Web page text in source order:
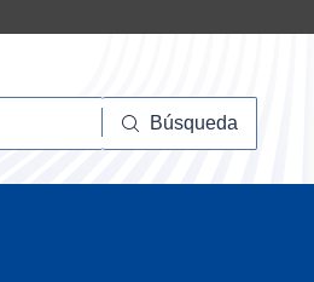
Búsqueda